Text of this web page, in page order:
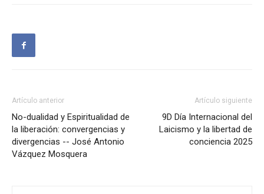
Artículo anterior
No-dualidad y Espiritualidad de
la liberación: convergencias y
divergencias -- José Antonio
Vázquez Mosquera
Artículo siguiente
9D Día Internacional del
Laicismo y la libertad de
conciencia 2025